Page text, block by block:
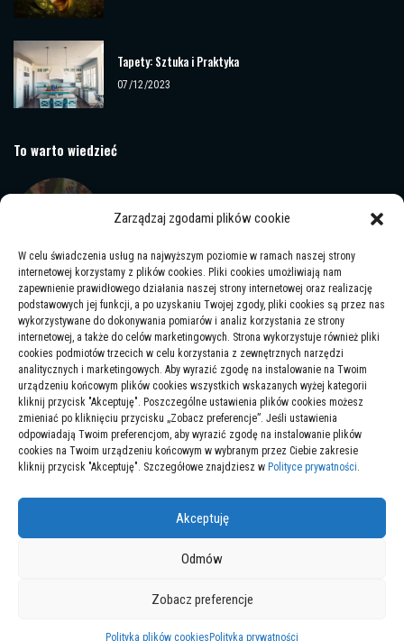
Zarządzaj zgodami plików cookie
W celu świadczenia usług na najwyższym poziomie w ramach naszej strony
internetowej korzystamy z plików cookies. Pliki cookies umożliwiają nam
zapewnienie prawidłowego działania naszej strony internetowej oraz realizację
podstawowych jej funkcji, a po uzyskaniu Twojej zgody, pliki cookies są przez nas
wykorzystywane do dokonywania pomiarów i analiz korzystania ze strony
internetowej, a także do celów marketingowych. Strona wykorzystuje również pliki
cookies podmiotów trzecich w celu korzystania z zewnętrznych narzędzi
analitycznych i marketingowych. Aby wyrazić zgodę na instalowanie na Twoim
urządzeniu końcowym plików cookies wszystkich wskazanych wyżej kategorii
kliknij przycisk "Akceptuję". Poszczególne ustawienia plików cookies możesz
zmieniać po kliknięciu przycisku „Zobacz preferencje”. Jeśli ustawienia
odpowiadają Twoim preferencjom, aby wyrazić zgodę na instalowanie plików
cookies na Twoim urządzeniu końcowym w wybranym przez Ciebie zakresie
kliknij przycisk "Akceptuję". Szczegółowe znajdziesz w Polityce prywatności.
Akceptuję
Odmów
Zobacz preferencje
Polityka plików cookies Polityka prywatności
Tapety: Sztuka i Praktyka
07/12/2023
To warto wiedzieć
www
Jak wygląda obsługa wieży monitorującej? Dzień
operatora oczami kamery
30/07/2025
Jaka muzyka klubowa pasuje na festiwale letnie – wybór
gatunków i trendów
22/12/2025
© P300 // Wszelkie prawa zastrzeżone